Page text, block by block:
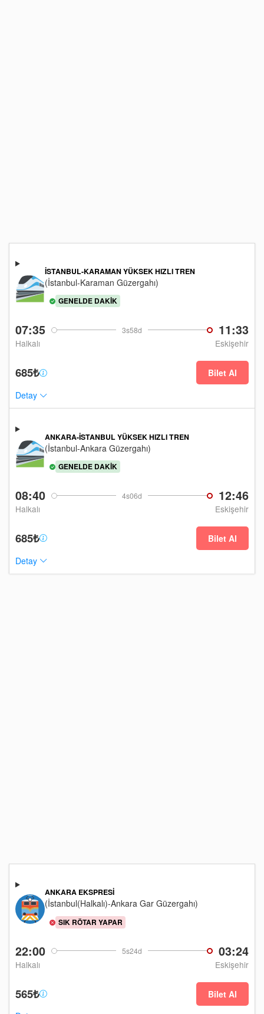
07:35 3s58d 11:33
Halkalı Eskişehir
İSTANBUL-KARAMAN YÜKSEK HIZLI TREN
(İstanbul-Karaman Güzergahı)
GENELDE DAKIK
685₺
Bilet Al
Detay
08:40 4s06d 12:46
Halkalı Eskişehir
ANKARA-İSTANBUL YÜKSEK HIZLI TREN
(İstanbul-Ankara Güzergahı)
GENELDE DAKIK
685₺
Bilet Al
Detay
22:00 5s24d 03:24
Halkalı Eskişehir
ANKARA EKSPRESI
(İstanbul(Halkalı)-Ankara Gar Güzergahı)
SIK RÖTAR YAPAR
565₺
Bilet Al